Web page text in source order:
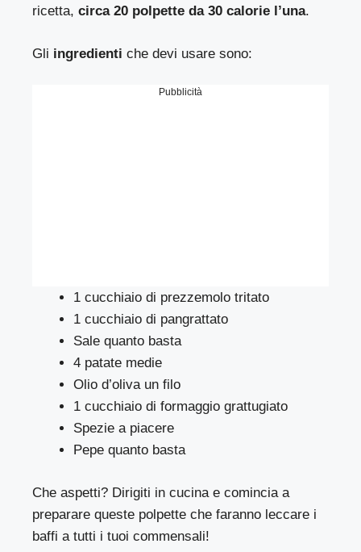
ricetta, circa 20 polpette da 30 calorie l’una.
Gli ingredienti che devi usare sono:
Pubblicità
1 cucchiaio di prezzemolo tritato
1 cucchiaio di pangrattato
Sale quanto basta
4 patate medie
Olio d’oliva un filo
1 cucchiaio di formaggio grattugiato
Spezie a piacere
Pepe quanto basta
Che aspetti? Dirigiti in cucina e comincia a
preparare queste polpette che faranno leccare i
baffi a tutti i tuoi commensali!